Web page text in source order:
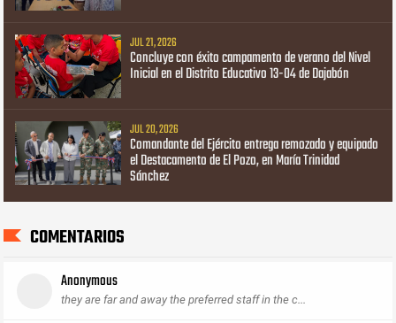
JUL 21, 2026
Concluye con éxito campamento de verano del Nivel
Inicial en el Distrito Educativo 13-04 de Dajabón
JUL 20, 2026
Comandante del Ejército entrega remozado y equipado
el Destacamento de El Pozo, en María Trinidad
Sánchez
COMENTARIOS
Anonymous
they are far and away the preferred staff in the c...